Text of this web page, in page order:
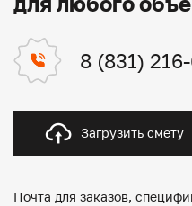
8 (831)
Загрузить смету
Почта для заказов,